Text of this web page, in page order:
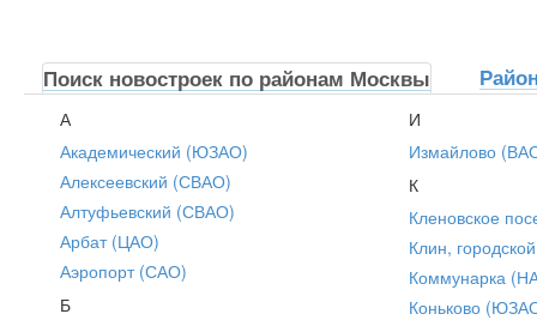
Поиск новостроек по районам Москвы
А
Академический (ЮЗАО)
Алексеевский (СВАО)
Алтуфьевский (СВАО)
Арбат (ЦАО)
Аэропорт (САО)
Б
И
Измайлово
К
Кленовское
Клин,
Коммунарка
Коньково